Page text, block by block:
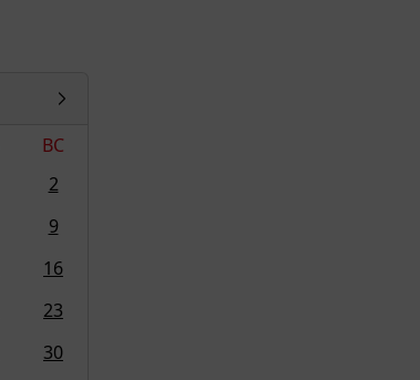
ВС
2
9
16
23
30